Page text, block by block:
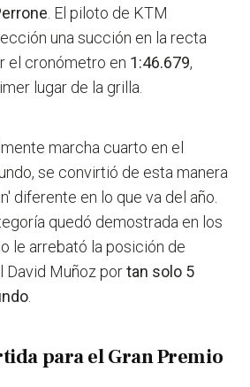
. El piloto de KTM
una succión en la recta
el cronómetro en 1:46.679,
lugar de la grilla.
marcha cuarto en el
se convirtió de esta manera
diferente en lo que va del año.
quedó demostrada en los
le arrebató la posición de
David Muñoz portan solo 5
para el Gran Premio